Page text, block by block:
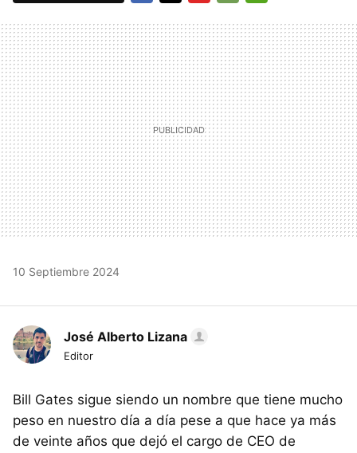
MAIL
10 Septiembre 2024
José Alberto Lizana
Editor
Bill Gates sigue siendo un nombre que tiene mucho
peso en nuestro día a día pese a que hace ya más
de veinte años que dejó el cargo de CEO de